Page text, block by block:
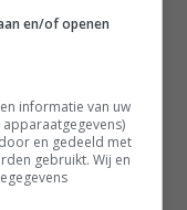
steeds meer
champignon op
en/of openen
informatie van uw
en gedeeld met
gebruikt. Wij en